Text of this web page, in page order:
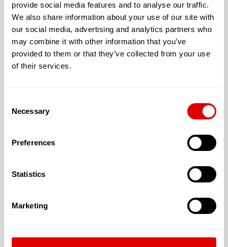
provide social media features and to analyse our traffic.
We also share information about your use of our site with
our social media, advertising and analytics partners who
may combine it with other information that you’ve
provided to them or that they’ve collected from your use
of their services.
Selection
Necessary
Preferences
Statistics
Marketing
L’accueil proposé peut être :
Permanent
En unité fermée et sécurisée (Alzheimer): Non
L’aide sociale
L’A.P.L.
Les tarifs de l’hébergement :